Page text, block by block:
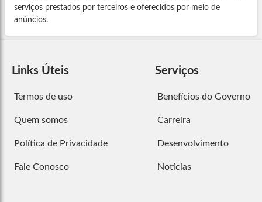
serviços prestados por terceiros e oferecidos por meio de
anúncios.
Links Úteis
Termos de uso
Quem somos
Política de Privacidade
Fale Conosco
Serviços
Benefícios do Governo
Carreira
Desenvolvimento
Notícias